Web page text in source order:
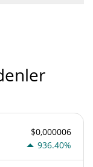
$0,000006
936.40%